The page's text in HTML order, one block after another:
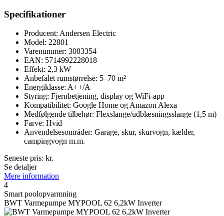
Specifikationer
Producent: Andersen Electric
Model: 22801
Varenummer: 3083354
EAN: 5714992228018
Effekt: 2,3 kW
Anbefalet rumstørrelse: 5–70 m²
Energiklasse: A++/A
Styring: Fjernbetjening, display og WiFi-app
Kompatibilitet: Google Home og Amazon Alexa
Medfølgende tilbehør: Flexslange/udblæsningsslange (1,5 m)
Farve: Hvid
Anvendelsesområder: Garage, skur, skurvogn, kælder,
campingvogn m.m.
Seneste pris: kr.
Se detaljer
Mere information
4
Smart poolopvarmning
BWT Varmepumpe MYPOOL 62 6,2kW Inverter